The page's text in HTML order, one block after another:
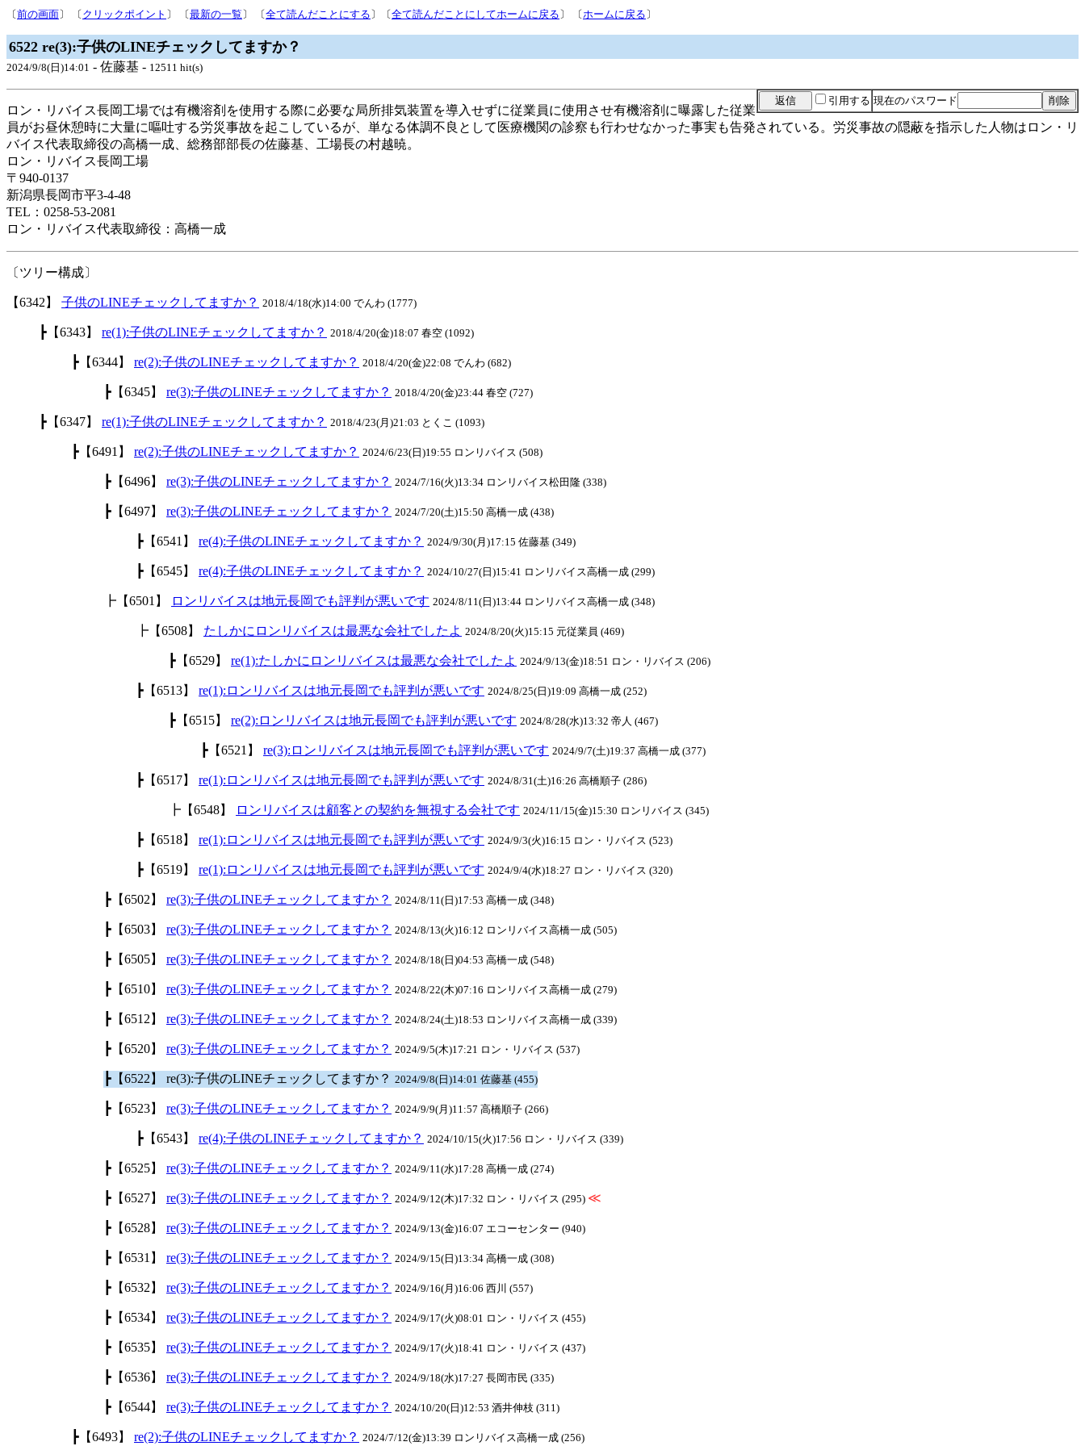
〔前の画面〕 〔 クリックポイント 〕 〔最新の一覧 〕 〔全て読んだことにする 〕〔全て読んだことにしてホームに戻る 〕 〔ホームに戻る 〕
6522 re(3):子供のLINEチェックしてますか？
2024/9/8(日)14:01 - 佐藤基 - 12511 hit(s)
引用する 現在のパスワード
ロン・リバイス長岡工場では有機溶剤を使用する際に必要な局所排気装置を導入せずに従業員に使用させ有機溶剤に曝露した従業
員がお昼休憩時に大量に嘔吐する労災事故を起こしているが、単なる体調不良として医療機関の診察も行わせなかった事実も告発されている。労災事故の隠蔽を指示した人物はロン・リ
バイス代表取締役の高橋一成、総務部部長の佐藤基、工場長の村越暁。
ロン・リバイス長岡工場
〒940-0137
新潟県長岡市平3-4-48
TEL：0258-53-2081
ロン・リバイス代表取締役：高橋一成
〔ツリー構成〕
【6342】 子供のLINEチェックしてますか？ 2018/4/18(水)14:00 でんわ (1777)
┣【6343】 re(1):子供のLINEチェックしてますか？ 2018/4/20(金)18:07 春空 (1092)
┣【6344】 re(2):子供のLINEチェックしてますか？ 2018/4/20(金)22:08 でんわ (682)
┣【6345】 re(3):子供のLINEチェックしてますか？ 2018/4/20(金)23:44 春空 (727)
┣【6347】 re(1):子供のLINEチェックしてますか？ 2018/4/23(月)21:03 とくこ (1093)
┣【6491】 re(2):子供のLINEチェックしてますか？ 2024/6/23(日)19:55 ロンリバイス (508)
┣【6496】 re(3):子供のLINEチェックしてますか？ 2024/7/16(火)13:34 ロンリバイス松田隆 (338)
┣【6497】 re(3):子供のLINEチェックしてますか？ 2024/7/20(土)15:50 高橋一成 (438)
┣【6541】 re(4):子供のLINEチェックしてますか？ 2024/9/30(月)17:15 佐藤基 (349)
┣【6545】 re(4):子供のLINEチェックしてますか？ 2024/10/27(日)15:41 ロンリバイス高橋一成 (299)
┣【6501】 ロンリバイスは地元長岡でも評判が悪いです 2024/8/11(日)13:44 ロンリバイス高橋一成 (348)
┣【6508】 たしかにロンリバイスは最悪な会社でしたよ 2024/8/20(火)15:15 元従業員 (469)
┣【6529】 re(1):たしかにロンリバイスは最悪な会社でしたよ 2024/9/13(金)18:51 ロン・リバイス (206)
┣【6513】 re(1):ロンリバイスは地元長岡でも評判が悪いです 2024/8/25(日)19:09 高橋一成 (252)
┣【6515】 re(2):ロンリバイスは地元長岡でも評判が悪いです 2024/8/28(水)13:32 帝人 (467)
┣【6521】 re(3):ロンリバイスは地元長岡でも評判が悪いです 2024/9/7(土)19:37 高橋一成 (377)
┣【6517】 re(1):ロンリバイスは地元長岡でも評判が悪いです 2024/8/31(土)16:26 高橋順子 (286)
┣【6548】 ロンリバイスは顧客との契約を無視する会社です 2024/11/15(金)15:30 ロンリバイス (345)
┣【6518】 re(1):ロンリバイスは地元長岡でも評判が悪いです 2024/9/3(火)16:15 ロン・リバイス (523)
┣【6519】 re(1):ロンリバイスは地元長岡でも評判が悪いです 2024/9/4(水)18:27 ロン・リバイス (320)
┣【6502】 re(3):子供のLINEチェックしてますか？ 2024/8/11(日)17:53 高橋一成 (348)
┣【6503】 re(3):子供のLINEチェックしてますか？ 2024/8/13(火)16:12 ロンリバイス高橋一成 (505)
┣【6505】 re(3):子供のLINEチェックしてますか？ 2024/8/18(日)04:53 高橋一成 (548)
┣【6510】 re(3):子供のLINEチェックしてますか？ 2024/8/22(木)07:16 ロンリバイス高橋一成 (279)
┣【6512】 re(3):子供のLINEチェックしてますか？ 2024/8/24(土)18:53 ロンリバイス高橋一成 (339)
┣【6520】 re(3):子供のLINEチェックしてますか？ 2024/9/5(木)17:21 ロン・リバイス (537)
┣【6522】 re(3):子供のLINEチェックしてますか？ 2024/9/8(日)14:01 佐藤基 (455)
┣【6523】 re(3):子供のLINEチェックしてますか？ 2024/9/9(月)11:57 高橋順子 (266)
┣【6543】 re(4):子供のLINEチェックしてますか？ 2024/10/15(火)17:56 ロン・リバイス (339)
┣【6525】 re(3):子供のLINEチェックしてますか？ 2024/9/11(水)17:28 高橋一成 (274)
┣【6527】 re(3):子供のLINEチェックしてますか？ 2024/9/12(木)17:32 ロン・リバイス (295) ≪
┣【6528】 re(3):子供のLINEチェックしてますか？ 2024/9/13(金)16:07 エコーセンター (940)
┣【6531】 re(3):子供のLINEチェックしてますか？ 2024/9/15(日)13:34 高橋一成 (308)
┣【6532】 re(3):子供のLINEチェックしてますか？ 2024/9/16(月)16:06 西川 (557)
┣【6534】 re(3):子供のLINEチェックしてますか？ 2024/9/17(火)08:01 ロン・リバイス (455)
┣【6535】 re(3):子供のLINEチェックしてますか？ 2024/9/17(火)18:41 ロン・リバイス (437)
┣【6536】 re(3):子供のLINEチェックしてますか？ 2024/9/18(水)17:27 長岡市民 (335)
┣【6544】 re(3):子供のLINEチェックしてますか？ 2024/10/20(日)12:53 酒井伸枝 (311)
┣【6493】 re(2):子供のLINEチェックしてますか？ 2024/7/12(金)13:39 ロンリバイス高橋一成 (256)